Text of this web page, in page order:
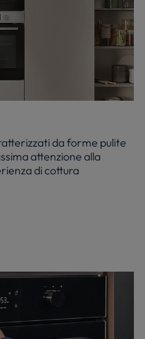
da forme pulite
attenzione alla
di cottura